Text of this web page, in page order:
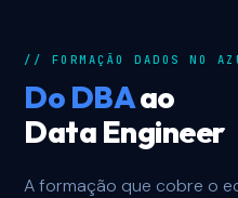
// FORMAÇÃO DADOS NO
Do DBAao
Data Engineer
A formação que cobre o